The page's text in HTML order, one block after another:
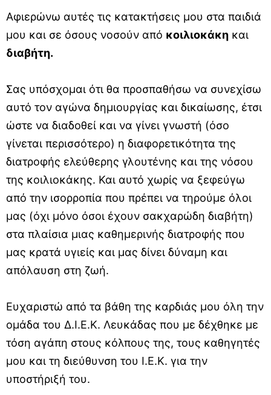
Αφιερώνω αυτές τις κατακτήσεις μου στα παιδιά
μου και σε όσους νοσούν από κοιλιοκάκη και
διαβήτη.
Σας υπόσχομαι ότι θα προσπαθήσω να συνεχίσω
αυτό τον αγώνα δημιουργίας και δικαίωσης, έτσι
ώστε να διαδοθεί και να γίνει γνωστή (όσο
γίνεται περισσότερο) η διαφορετικότητα της
διατροφής ελεύθερης γλουτένης και της νόσου
της κοιλιοκάκης. Και αυτό χωρίς να ξεφεύγω
από την ισορροπία που πρέπει να τηρούμε όλοι
μας (όχι μόνο όσοι έχουν σακχαρώδη διαβήτη)
στα πλαίσια μιας καθημερινής διατροφής που
μας κρατά υγιείς και μας δίνει δύναμη και
απόλαυση στη ζωή.
Ευχαριστώ από τα βάθη της καρδιάς μου όλη την
ομάδα του Δ.Ι.Ε.Κ. Λευκάδας που με δέχθηκε με
τόση αγάπη στους κόλπους της, τους καθηγητές
μου και τη διεύθυνση του Ι.Ε.Κ. για την
υποστήριξή του.